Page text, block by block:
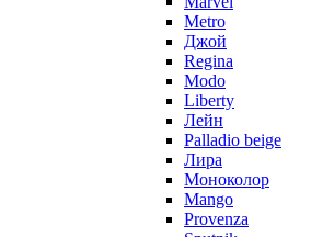
Metro
Джой
Regina
Modo
Liberty
Лейн
Palladio beige
Лира
Моноколор
Mango
Provenza